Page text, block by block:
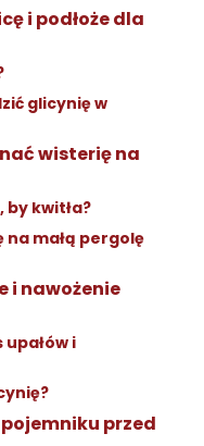
i podłoże dla
glicynię w
wisterię na
kwitła?
na małą pergolę
i nawożenie
i
przed